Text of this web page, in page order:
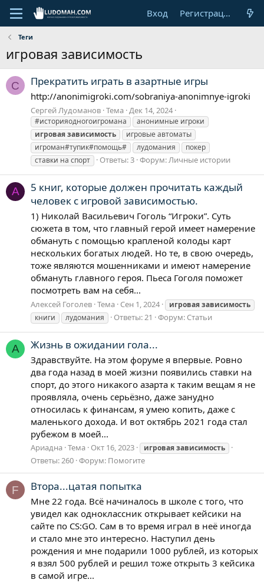
Вход Регистрация
Теги
игровая зависимость
С Прекратить играть в азартные игры
http://anonimigroki.com/sobraniya-anonimnye-igroki
Сергей Лудоманов Тема Дек 14, 2024
#историяодногоигромана
анонимные игроки
игроваязависимость
игровые автоматы
игроман#тупик#помощь#
лудомания
покер
ставки на спорт
Ответы: 3 Форум:Личные истории
А
5 книг, которые должен прочитать каждый
человек с игровой зависимостью.
1) Николай Васильевич Гоголь “Игроки”. Суть
сюжета в том, что главный герой имеет намерение
обмануть с помощью крапленой колоды карт
нескольких богатых людей. Но те, в свою очередь,
тоже являются мошенниками и имеют намерение
обмануть главного героя. Пьеса Гоголя поможет
посмотреть вам на себя...
Алексей Гоголев Тема Сен 1, 2024 игроваязависимость
книги
лудомания Ответы: 21 Форум: Статьи
А Жизнь в ожидании гола...
Здравствуйте. На этом форуме я впервые. Ровно
два года назад в моей жизни появились ставки на
спорт, до этого никакого азарта к таким вещам я не
проявляла, очень серьёзно, даже занудно
относилась к финансам, я умею копить, даже с
маленького дохода. И вот октябрь 2021 года стал
рубежом в моей...
Ариадна Тема Окт 16, 2023 игроваязависимость
Ответы: 260 Форум: Помогите
F Втора...цатая попытка
Мне 22 года. Всё начиналось в школе с того, что
увидел как одноклассник открывает кейсики на
сайте по CS:GO. Сам в то время играл в неё иногда
и стало мне это интересно. Наступил день
рождения и мне подарили 1000 рублей, из которых
я взял 500 рублей и решил тоже открыть 3 кейсика
в самой игре...